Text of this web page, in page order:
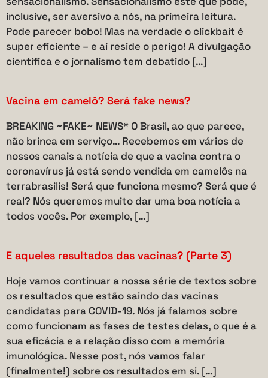
inclusive, ser aversivo a nós, na primeira leitura.
Pode parecer bobo! Mas na verdade o clickbait é
super eficiente – e aí reside o perigo! A divulgação
científica e o jornalismo tem debatido […]
Vacina em camelô? Será fake news?
BREAKING ~FAKE~ NEWS* O Brasil, ao que parece,
não brinca em serviço… Recebemos em vários de
nossos canais a notícia de que a vacina contra o
coronavírus já está sendo vendida em camelôs na
terrabrasilis! Será que funciona mesmo? Será que é
real? Nós queremos muito dar uma boa notícia a
todos vocês. Por exemplo, […]
E aqueles resultados das vacinas? (Parte 3)
Hoje vamos continuar a nossa série de textos sobre
os resultados que estão saindo das vacinas
candidatas para COVID-19. Nós já falamos sobre
como funcionam as fases de testes delas, o que é a
sua eficácia e a relação disso com a memória
imunológica. Nesse post, nós vamos falar
(finalmente!) sobre os resultados em si. […]